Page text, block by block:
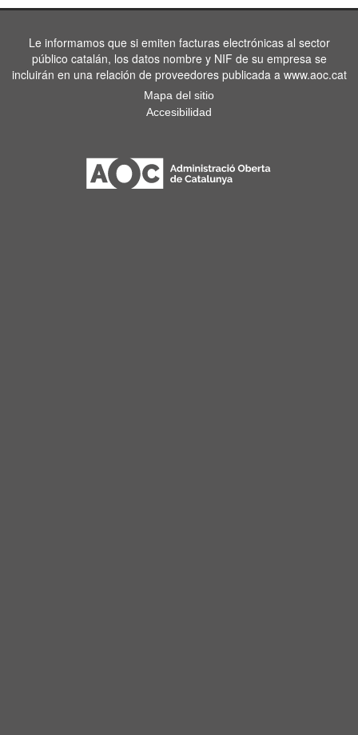
Le informamos que si emiten facturas electrónicas al sector
público catalán, los datos nombre y NIF de su empresa se
incluirán en una relación de proveedores publicada a www.aoc.cat
Mapa del sitio
Accesibilidad